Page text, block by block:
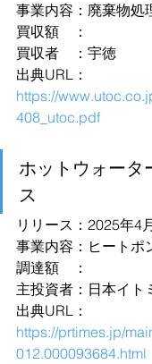
事業内容：廃棄物処
買収額　：
買収者　：宇徳
出典URL：
https://
408_utoc.pdf
ホットウォータ
ス
リリース：2025年4
事業内容：ヒートポ
調達額　：
主投資者：日本イト
出典URL：
https://prtimes.jp/
012.000093684.html